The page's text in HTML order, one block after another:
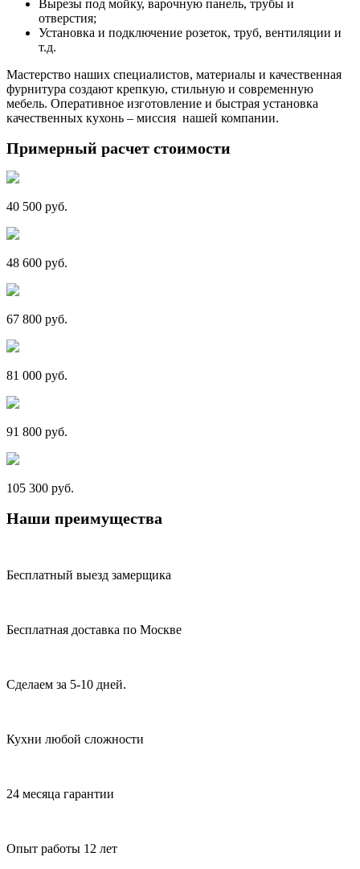
Вырезы под мойку, варочную панель, трубы и
отверстия;
Установка и подключение розеток, труб, вентиляции и
т.д.
Мастерство наших специалистов, материалы и качественная
фурнитура создают крепкую, стильную и современную
мебель. Оперативное изготовление и быстрая установка
качественных кухонь – миссия нашей компании.
Примерный расчет стоимости
40 500 руб.
48 600 руб.
67 800 руб.
81 000 руб.
91 800 руб.
105 300 руб.
Наши преимущества
Бесплатный выезд замерщика
Бесплатная доставка по Москве
Сделаем за 5-10 дней.
Кухни любой сложности
24 месяца гарантии
Опыт работы 12 лет